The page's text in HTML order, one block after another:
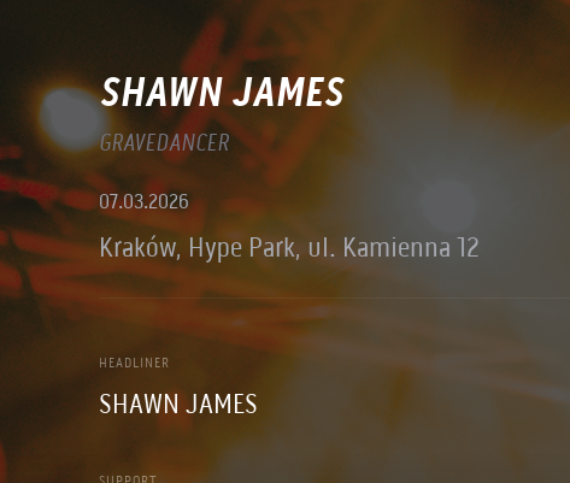
SHAWN JAMES
GRAVEDANCER
07.03.2026
Kraków, Hype Park, ul. Kamienna 12
HEADLINER
SHAWN JAMES